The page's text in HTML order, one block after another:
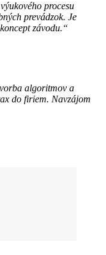
procesu
prevádzok. Je
závodu.“
algoritmov a
do firiem. Navzájom